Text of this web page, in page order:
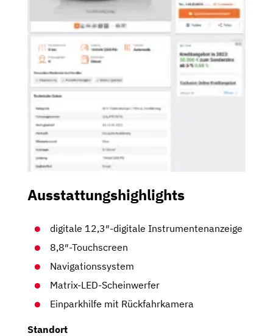
Ausstattungshighlights
digitale 12,3″-digitale Instrumentenanzeige
8,8″-Touchscreen
Navigationssystem
Matrix-LED-Scheinwerfer
Einparkhilfe mit Rückfahrkamera
Standort